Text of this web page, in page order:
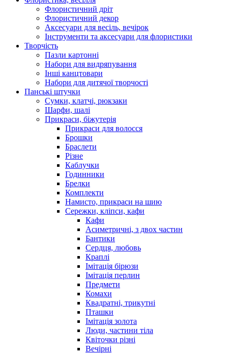
Флористичний дріт
Флористичний декор
Аксесуари для весіль, вечірок
Інструменти та аксесуари для флористики
Творчість
Пазли картонні
Набори для видряпування
Інші канцтовари
Набори для дитячої творчості
Панські штучки
Сумки, клатчі, рюкзаки
Шарфи, шалі
Прикраси, біжутерія
Прикраси для волосся
Брошки
Браслети
Різне
Каблучки
Годинники
Брелки
Комплекти
Намисто, прикраси на шию
Сережки, кліпси, кафи
Кафи
Асиметричні, з двох частин
Бантики
Сердця, любовь
Краплі
Імітація бірюзи
Імітація перлин
Предмети
Комахи
Квадратні, трикутні
Пташки
Імітація золота
Люди, частини тіла
Квіточки різні
Вечірні